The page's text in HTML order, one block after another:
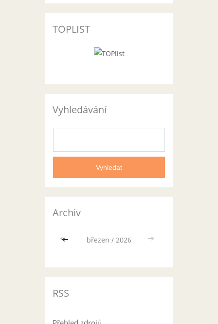
TOPLIST
Vyhledávání
Archiv
<< březen / 2026 >>
RSS